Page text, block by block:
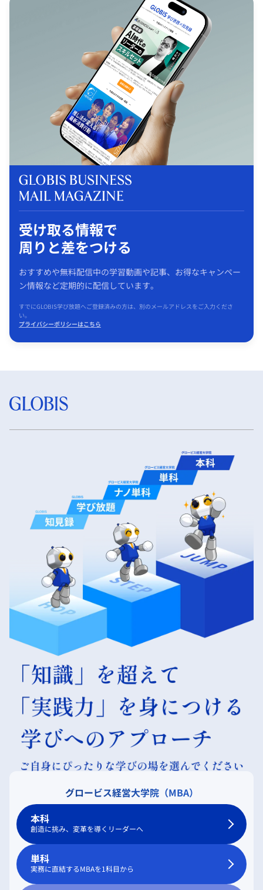
受け取る情報で
周りと差をつける
おすすめや無料配信中の学習動画や記事、お得なキャンペー
ン情報など定期的に配信しています。
すでにGLOBIS学び放題へご登録済みの方は、別のメールアドレスをご入力くださ
い。
プライバシーポリシーはこちら
グロービス経営大学院（MBA）
本科
創造に挑み、変革を導くリーダーへ
単科
実務に直結するMBAを1科目から